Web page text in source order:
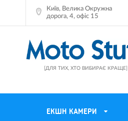
Київ, Велика Окружна
дорога, 4, офіс 15
[ДЛЯ ТИХ, ХТО ВИБИРАЄ КРАЩЕ]
ЕКШН КАМЕРИ